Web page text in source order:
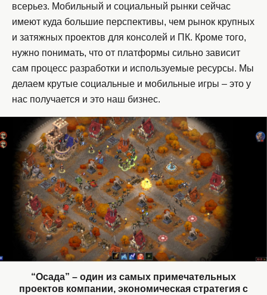
всерьез. Мобильный и социальный рынки сейчас
имеют куда большие перспективы, чем рынок крупных
и затяжных проектов для консолей и ПК. Кроме того,
нужно понимать, что от платформы сильно зависит
сам процесс разработки и используемые ресурсы. Мы
делаем крутые социальные и мобильные игры – это у
нас получается и это наш бизнес.
“Осада” – один из самых примечательных
проектов компании, экономическая стратегия с